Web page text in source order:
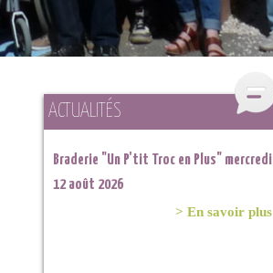
ACTUALITÉS
Braderie "Un P'tit Troc en Plus" mercredi
12 août 2026
> En savoir plus
Braderie "Un P'tit Troc en Plus" samedi
11 juillet 2026 à Lahage
> En savoir plus